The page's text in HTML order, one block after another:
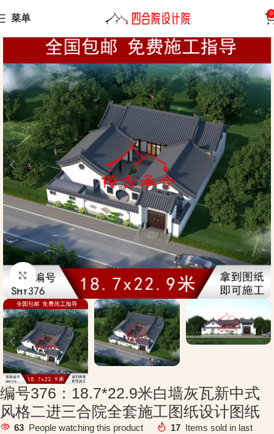
菜单 0
Home Sanheyuan
Click to enlarge
编号376：18.7*22.9米白墙灰瓦新中式
风格二进三合院全套施工图纸设计图纸
63 People watching this product
17 Items sold in last